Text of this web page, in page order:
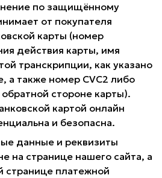
по защищённому
от покупателя
карты (номер
действия карты, имя
транскрипции, как указано
а также номер CVC2 либо
стороне карты).
картой онлайн
и безопасна.
данные и реквизиты
на странице нашего сайта, а
странице платежной